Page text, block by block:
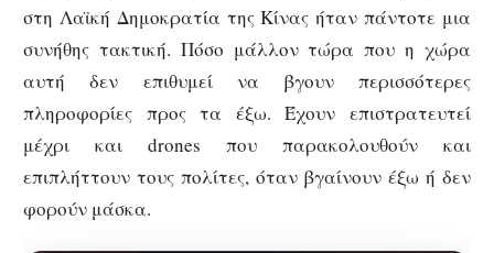
στη Λαϊκή Δημοκρατία της Κίνας ήταν πάντοτε μια
συνήθης τακτική. Πόσο μάλλον τώρα που η χώρα
αυτή δεν επιθυμεί να βγουν περισσότερες
πληροφορίες προς τα έξω. Έχουν επιστρατευτεί
μέχρι και drones που παρακολουθούν και
επιπλήττουν τους πολίτες, όταν βγαίνουν έξω ή δεν
φορούν μάσκα.